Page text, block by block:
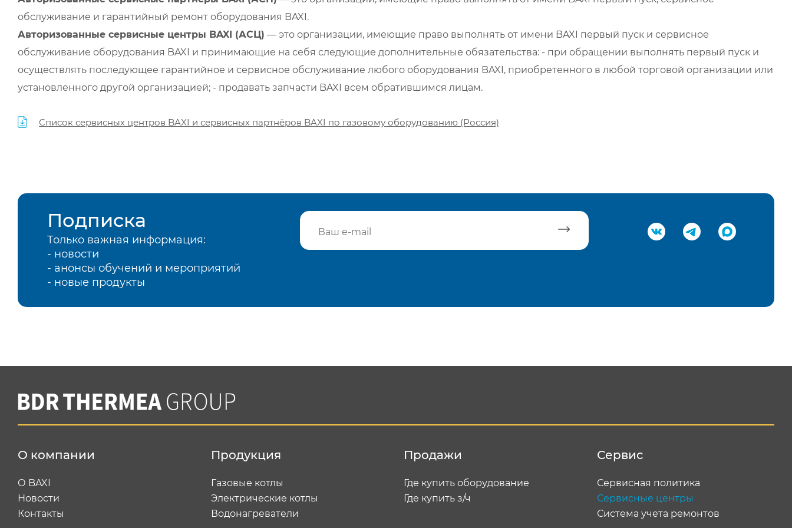
обслуживание и гарантийный ремонт оборудования BAXI.
Авторизованные сервисные центры BAXI (АСЦ) — это организации, имеющие право выполнять от имени BAXI первый пуск и сервисное
обслуживание оборудования BAXI и принимающие на себя следующие дополнительные обязательства: - при обращении выполнять первый пуск и
осуществлять последующее гарантийное и сервисное обслуживание любого оборудования BAXI, приобретенного в любой торговой организации или
установленного другой организацией; - продавать запчасти BAXI всем обратившимся лицам.
Список сервисных центров BAXI и сервисных партнёров BAXI по газовому оборудованию (Россия)
Подписка
Только важная информация:
- новости
- анонсы обучений и мероприятий
- новые продукты
О компании
О BAXI
Новости
Контакты
Продукция
Газовые котлы
Электрические котлы
Водонагреватели
Продажи
Где купить оборудование
Где купить з/ч
Сервис
Сервисная политика
Сервисные центры
Система учета ремонтов